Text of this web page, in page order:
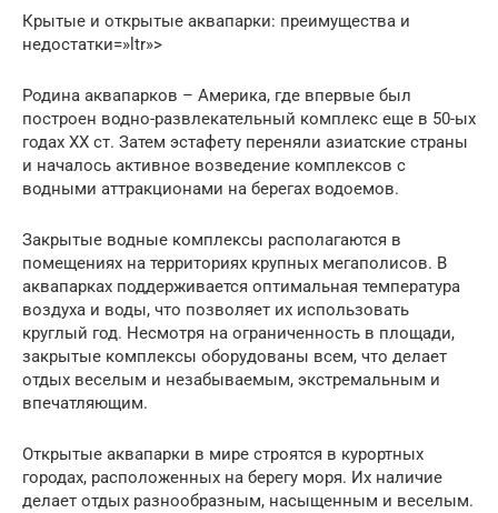
Крытые и открытые аквапарки: преимущества и
недостатки=»ltr»>
Родина аквапарков – Америка, где впервые был
построен водно-развлекательный комплекс еще в 50-ых
годах ХХ ст. Затем эстафету переняли азиатские страны
и началось активное возведение комплексов с
водными аттракционами на берегах водоемов.
Закрытые водные комплексы располагаются в
помещениях на территориях крупных мегаполисов. В
аквапарках поддерживается оптимальная температура
воздуха и воды, что позволяет их использовать
круглый год. Несмотря на ограниченность в площади,
закрытые комплексы оборудованы всем, что делает
отдых веселым и незабываемым, экстремальным и
впечатляющим.
Открытые аквапарки в мире строятся в курортных
городах, расположенных на берегу моря. Их наличие
делает отдых разнообразным, насыщенным и веселым.